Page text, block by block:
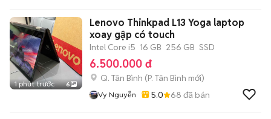
1 phút trước 6
Lenovo Thinkpad L13 Yoga laptop
xoay gập có touch
Intel Core i5 16 GB 256 GB SSD
6.500.000 đ
Q. Tân Bình (P. Tân Bình mới)
Vy Nguyễn 5.0 68 đã bán